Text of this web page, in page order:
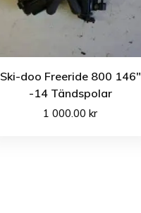
Ski-doo Freeride 800 146″
-14 Tändspolar
1 000.00kr